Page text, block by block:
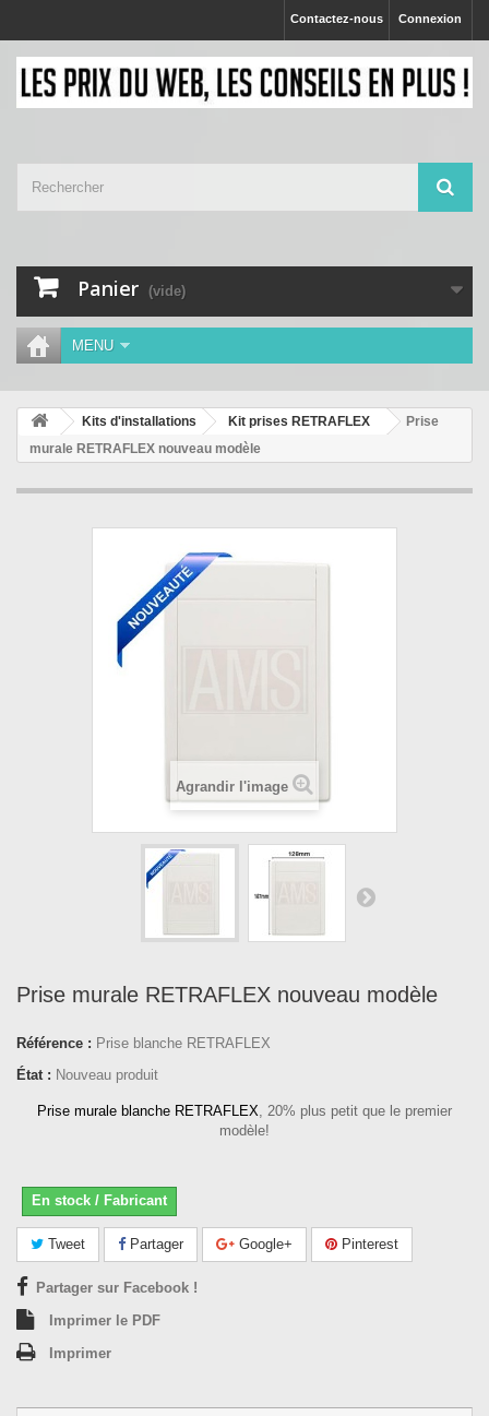
Connexion
Contactez-nous
Panier (vide)
MENU
Kits d'installations Kit prises RETRAFLEX
Prise
murale RETRAFLEX nouveau modèle
Agrandir l'image
Prise murale RETRAFLEX nouveau modèle
Référence : Prise blanche RETRAFLEX
État : Nouveau produit
Prise murale blanche RETRAFLEX , 20% plus petit que le premier
modèle!
En stock / Fabricant
Tweet Partager Google+ Pinterest
Partager sur Facebook !
Imprimer le PDF
Imprimer